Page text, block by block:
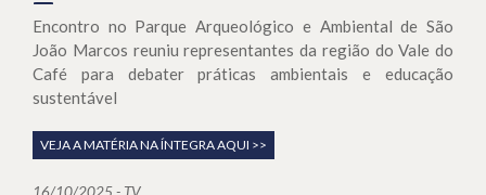
Encontro no Parque Arqueológico e Ambiental de São
João Marcos reuniu representantes da região do Vale do
Café para debater práticas ambientais e educação
sustentável
VEJA A MATÉRIA NA ÍNTEGRA AQUI >>